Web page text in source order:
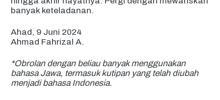
banyak keteladanan.
Ahad, 9 Juni 2024
Ahmad Fahrizal A.
*Obrolan dengan beliau banyak menggunakan
bahasa Jawa, termasuk kutipan yang telah diubah
menjadi bahasa Indonesia.